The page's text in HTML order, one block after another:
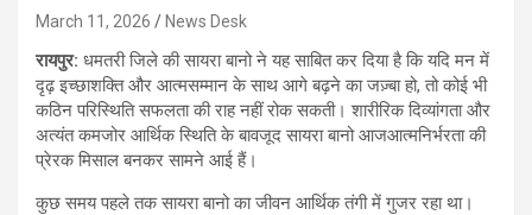
March 11, 2026 News Desk
रायपुर: धमतरी जिले की सायरा बानो ने यह साबित कर दिया है कि यदि मन में
दृढ़ इच्छाशक्ति और आत्मसम्मान के साथ आगे बढ़ने का जज़्बा हो, तो कोई भी
कठिन परिस्थिति सफलता की राह नहीं रोक सकती। शारीरिक दिव्यांगता और
अत्यंत कमजोर आर्थिक स्थिति के बावजूद सायरा बानो आजआत्मनिर्भरता की
प्रेरक मिसाल बनकर सामने आई हैं।
कुछ समय पहले तक सायरा बानो का जीवन आर्थिक तंगी में गुजर रहा था।